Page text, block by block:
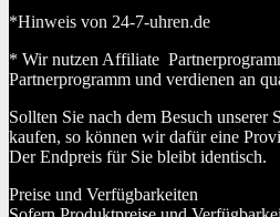
*Hinweis von 24-7-uhren.de
* Wir nutzen Affiliate
Partnerprogramm und verdienen an
Sollten Sie nach dem Besuch unserer
kaufen, so können wir dafür eine
Der Endpreis für Sie bleibt identisch.
Preise und Verfügbarkeiten